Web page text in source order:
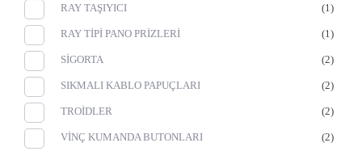
RAY TAŞIYICI (1)
RAY TİPİ PANO PRİZLERİ (1)
SİGORTA (2)
SIKMALI KABLO PAPUÇLARI (2)
TROİDLER (2)
VİNÇ KUMANDA BUTONLARI (2)